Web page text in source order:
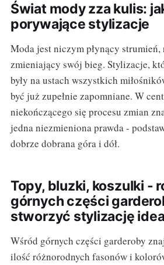
Świat mody zza kulis:
porywające stylizacje
Moda jest niczym płynący strumień,
zmieniający swój bieg. Stylizacje,
były na ustach wszystkich
być już zupełnie zapomniane. W
niekończącego się procesu zmian
jedna niezmieniona prawda -
dobrze dobrana góra i dół.
Topy, bluzki, koszulki -
górnych części
stworzyć stylizację
Wśród górnych części garderoby
ilość różnorodnych fasonów i